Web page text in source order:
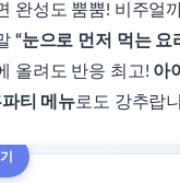
완성도 뿜뿜! 비주얼
“눈으로 먼저 먹는 요
올려도 반응 최고! 아
티 메뉴로도 강추랍